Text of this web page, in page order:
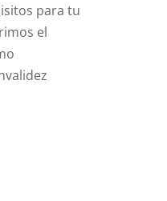
para tu
el